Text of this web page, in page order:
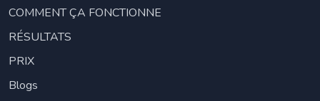
COMMENT ÇA FONCTIONNE
RÉSULTATS
PRIX
Blogs